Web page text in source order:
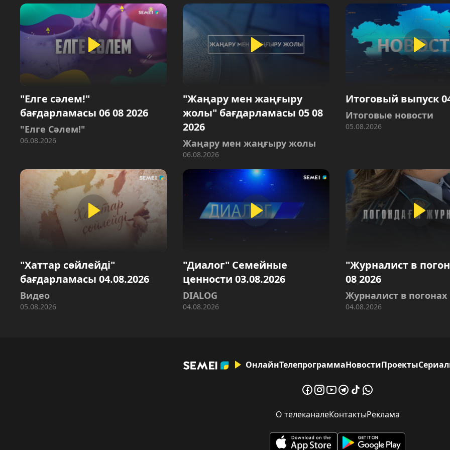
"Елге сәлем!"
бағдарламасы 06 08 2026
"Елге Сәлем!"
06.08.2026
"Жаңару мен жаңғыру
жолы" бағдарламасы 05 08
2026
Жаңару мен жаңғыру жолы
06.08.2026
Итоговый выпуск
Итоговые новости
05.08.2026
"Хаттар сөйлейді"
бағдарламасы 04.08.2026
Видео
05.08.2026
"Диалог" Семейные
ценности 03.08.2026
DIALOG
04.08.2026
"Журналист в
08 2026
Журналист в погонах
04.08.2026
ОнлайнТелепрограммаНовостиПроекты
О телеканалеКонтактыРеклама